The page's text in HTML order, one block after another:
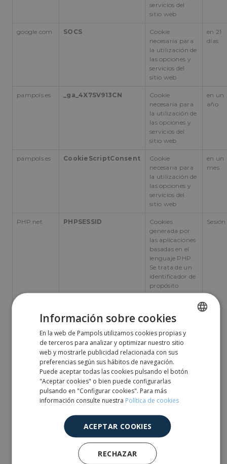
servicios del
sitio web
google.com SOCS
Cookie
necesaria para
la utilización de
las opciones y
servicios del
sitio web
en 21
días
pampols.es _ga_4X7SV913CN
Cookie
necesaria para
la utilización de
las opciones y
servicios del
sitio web
en un
año
pampols.es CookieScriptConsent
Cookie
necesaria para
la utilización de
las opciones y
servicios del
sitio web
en un
mes
PHP.net PHPSESSID
Cookies
generada por
las aplicaciones
basadas en el
lenguaje PHP.
Se trata de un
identificador de
propósito
general usado
las variables de
sesión de
usuario.
Normalmente
es un número
generado al
azar, cómo se
utiliza puede
ser específica
para el sitio,
pero un buen
ejemplo es el
mantenimiento
de una sesión
estado de un
usuario entre
Sesión
SPANISH
ENGLISH
Información sobre cookies
En la web de Pampols utilizamos cookies propias y
de terceros para analizar y optimizar nuestro sitio
web y mostrarle publicidad relacionada con sus
preferencias según sus hábitos de navegación.
Puede aceptar todas las cookies pulsando el botón
"Aceptar cookies" o bien puede configurarlas
pulsando en "Configurar cookies". Para más
información consulte nuestra Política de cookies
ACEPTAR COOKIES
RECHAZAR